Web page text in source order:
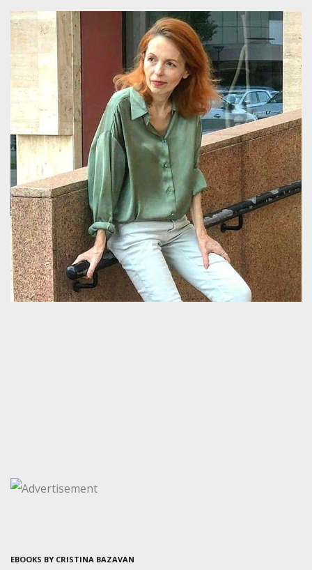
EBOOKS BY CRISTINA BAZAVAN